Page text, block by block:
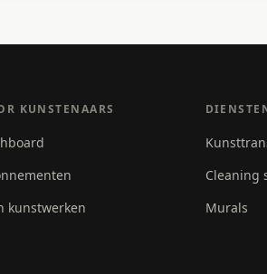
KUNSTENAARS
kunstwerken
Cleaning
Murals